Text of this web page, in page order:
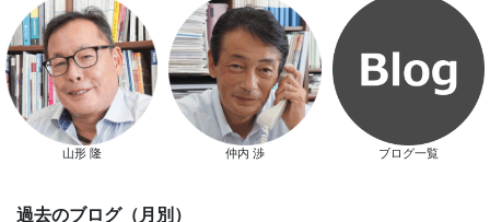
新春特別キャンペーン
山形 隆 仲内 渉 ブログ一覧